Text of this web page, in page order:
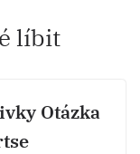
líbit
Otázka